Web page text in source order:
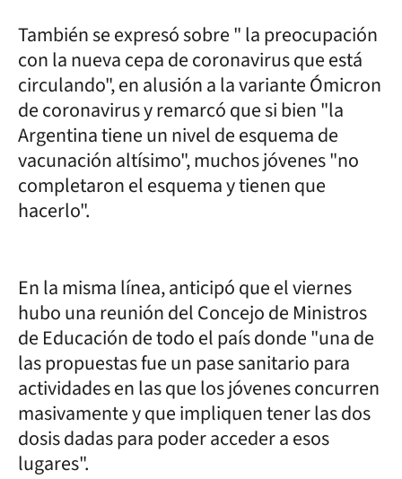
También se expresó sobre " la preocupación
con la nueva cepa de coronavirus que está
circulando", en alusión a la variante Ómicron
de coronavirus y remarcó que si bien "la
Argentina tiene un nivel de esquema de
vacunación altísimo", muchos jóvenes "no
completaron el esquema y tienen que
hacerlo".
En la misma línea, anticipó que el viernes
hubo una reunión del Concejo de Ministros
de Educación de todo el país donde "una de
las propuestas fue un pase sanitario para
actividades en las que los jóvenes concurren
masivamente y que impliquen tener las dos
dosis dadas para poder acceder a esos
lugares".